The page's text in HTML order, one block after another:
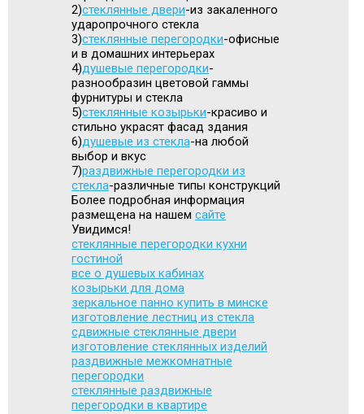
2)стеклянные двери-из закаленного
ударопрочного стекла
3)cтеклянные перегородки-офисные
и в домашних интерьерах
4)душевые перегородки-
разнообразин цветовой гаммы
фурнитуры и стекла
5)стеклянные козырьки-красиво и
стильно украсят фасад здания
6)душевые из стекла-на любой
выбор и вкус
7)раздвижные перегородки из
стекла-различные типы конструкций
Более подробная информация
размещена на нашем сайте
Увидимся!
стеклянные перегородки кухни
гостиной
все о душевых кабинах
козырьки для дома
зеркальное панно купить в минске
изготовление лестниц из стекла
сдвижные стеклянные двери
изготовление стеклянных изделий
раздвижные межкомнатные
перегородки
стеклянные раздвижные
перегородки в квартире